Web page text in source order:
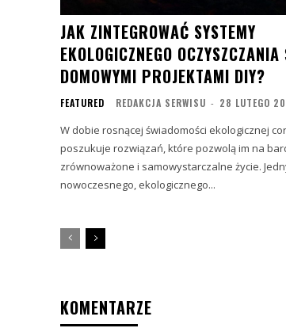
JAK ZINTEGROWAĆ SYSTEMY
EKOLOGICZNEGO
DOMOWYMI PROJEKTAMI DIY?
FEATURED REDAKCJA SERWISU - 28 LUTEGO
W dobie rosnącej świadomości ekologicznej
poszukuje rozwiązań, które pozwolą im na
zrównoważone i samowystarczalne życie.
nowoczesnego, ekologicznego...
KOMENTARZE